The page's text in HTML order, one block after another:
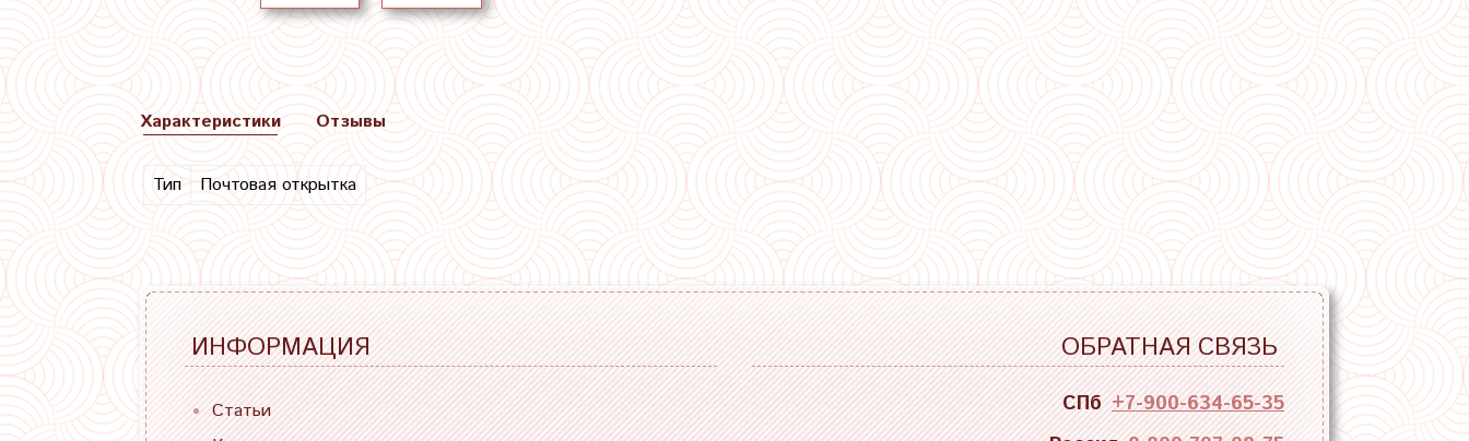
Характеристики
Тип Почтовая открытка
Отзывы
ИНФОРМАЦИЯ
Статьи
ОБРАТНАЯ СВЯЗЬ
СПб +7-900-634-65-35